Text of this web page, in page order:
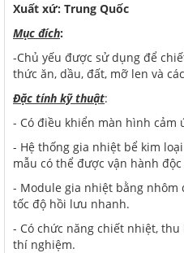
Xuất xứ: Trung Quốc
Mục đích:
-Chủ yếu được sử dụng để
thức ăn, dầu, đất, mỡ len và
Đặc tính kỹ thuật:
- Có điều khiển màn hình cảm
- Hệ thống gia nhiệt bể kim
mẫu có thể được vận hành độc
- Module gia nhiệt bằng nhôm
tốc độ hồi lưu nhanh.
- Có chức năng chiết nhiệt,
thí nghiệm.